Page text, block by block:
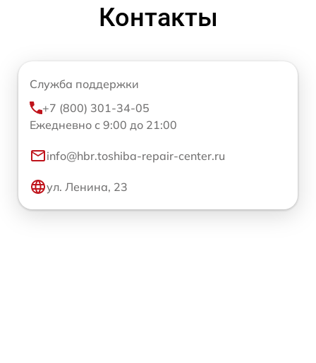
Контакты
Служба поддержки
+7 (800) 301-34-05
Ежедневно с 9:00 до 21:00
info@hbr.toshiba-repair-center.ru
ул. Ленина, 23